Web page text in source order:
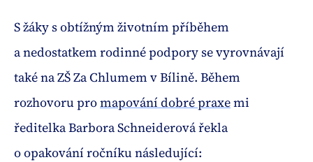
S žáky s obtížným životním příběhem
a nedostatkem rodinné podpory se vyrovnávají
také na ZŠ Za Chlumem v Bílině. Během
rozhovoru promapování dobré praxemi
ředitelka Barbora Schneiderová řekla
o opakování ročníku následující: